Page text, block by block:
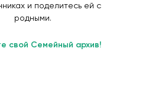
и поделитесь ей с
родными.
свой Семейный архив!